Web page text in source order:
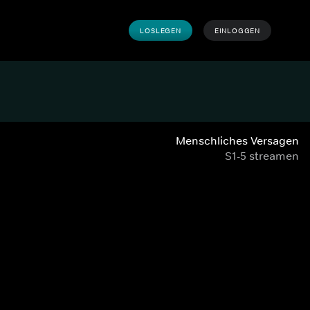
LOSLEGEN EINLOGGEN
Menschliches Versagen
S1-5 streamen